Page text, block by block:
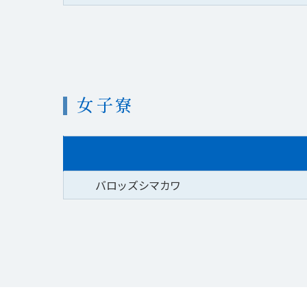
女子寮
バロッズシマカワ